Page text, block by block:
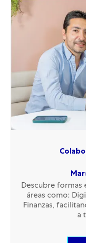
Descubre formas
áreas como:
Finanzas,
a